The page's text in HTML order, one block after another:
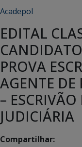
Acadepol
EDITAL
PROVA
AGENTE
–
JUDICIÁRIA
Compartilhar: